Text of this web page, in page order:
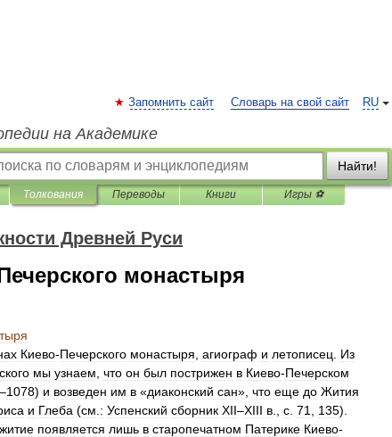
RU
Запомнить сайт Словарь на свой сайт
на Академике
Найти!
Толкования Переводы Книги Игры ⚽
Древней Руси
монастыря
Киево-Печерского монастыря агиограф и летописец
Из
мы узнаем что он был пострижен в Киево-Печерском
–1078) и возведен им в «диаконский сан», что еще до Жития
и Глеба (см : Успенский сборник XII–XIII в с 71 135).
житие появляется лишь в старопечатном Патерике Киево-